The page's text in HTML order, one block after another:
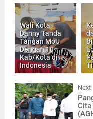
Wali Kota
Danny Tanda
Tangan MoU
Dengan 10
Kab/Kota di
Indonesia
Next
Cita